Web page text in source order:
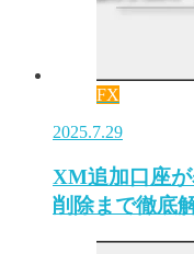
FX
2025.7.29
XM追加口座
削除まで徹底